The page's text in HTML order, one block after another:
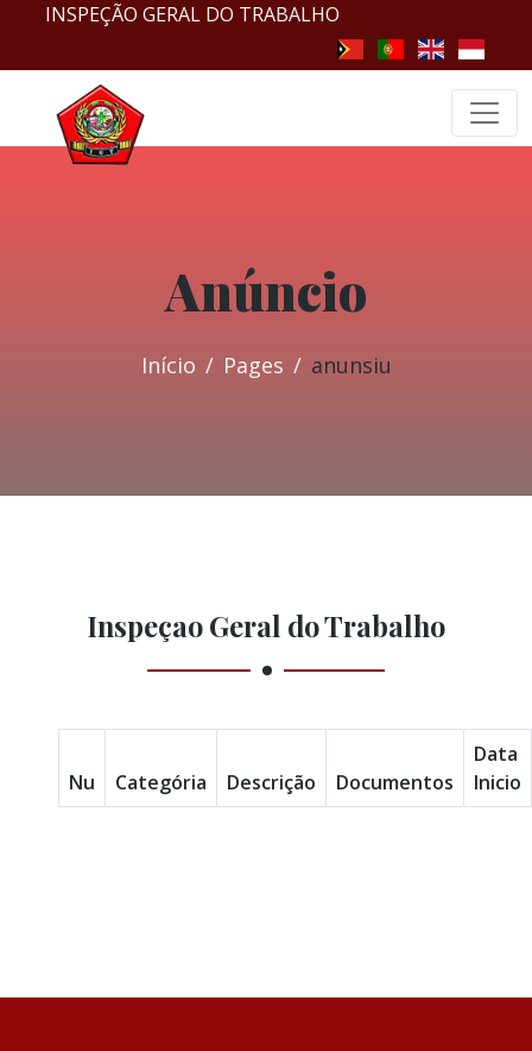
INSPEÇÃO GERAL DO TRABALHO
Anúncio
Início Pages anunsiu
Inspeçao Geral do Trabalho
Nu Categória Descrição Documentos
Data
Inicio